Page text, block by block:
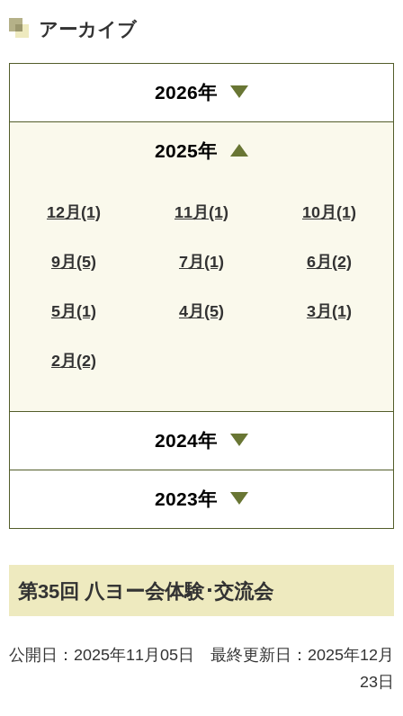
第35回 八ヨー会体験･交流会
公開日：2025年11月05日 最終更新日：2025年12月
23日
アーカイブ
2026年
2025年
12月(1) 11月(1) 10月(1)
9月(5) 7月(1) 6月(2)
5月(1) 4月(5) 3月(1)
2月(2)
2024年
2023年